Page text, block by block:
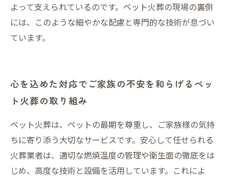
よって支えられているのです。ペット火葬の現場の裏側
には、このような細やかな配慮と専門的な技術が息づい
ています。
心を込めた対応でご家族の不安を和らげるペッ
ト火葬の取り組み
ペット火葬は、ペットの最期を尊重し、ご家族様の気持
ちに寄り添う大切なサービスです。安心して任せられる
火葬業者は、適切な燃焼温度の管理や衛生面の徹底をは
じめ、高度な技術と設備を活用しています。これによ